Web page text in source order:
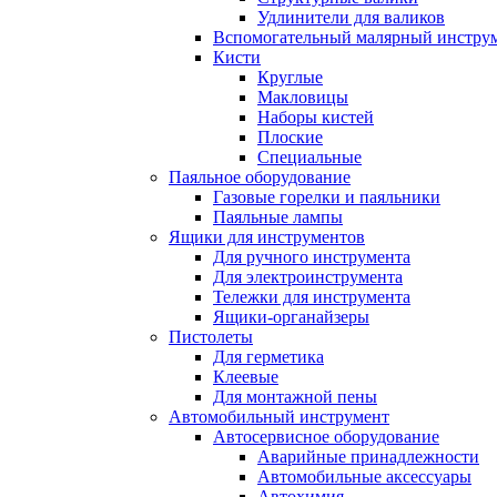
Удлинители для валиков
Вспомогательный малярный
Кисти
Круглые
Макловицы
Наборы кистей
Плоские
Специальные
Паяльное оборудование
Газовые горелки и паяльники
Паяльные лампы
Ящики для инструментов
Для ручного инструмента
Для электроинструмента
Тележки для инструмента
Ящики-органайзеры
Пистолеты
Для герметика
Клеевые
Для монтажной пены
Автомобильный инструмент
Автосервисное оборудование
Аварийные принадлежности
Автомобильные аксессуары